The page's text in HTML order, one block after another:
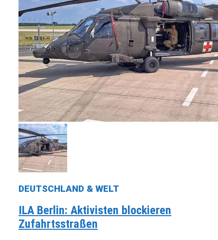
DEUTSCHLAND & WELT
ILA Berlin: Aktivisten blockieren
Zufahrtsstraßen